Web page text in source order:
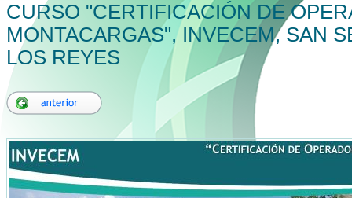
CURSO "CERTIFICACIÓN DE
MONTACARGAS", INVECEM, SAN
LOS REYES